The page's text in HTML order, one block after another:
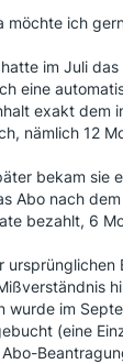
möchte ich
im Juli
eine
exakt dem
nämlich 12
bekam sie
Abo nach
bezahlt, 6
ursprünglichen
wurde im
(eine